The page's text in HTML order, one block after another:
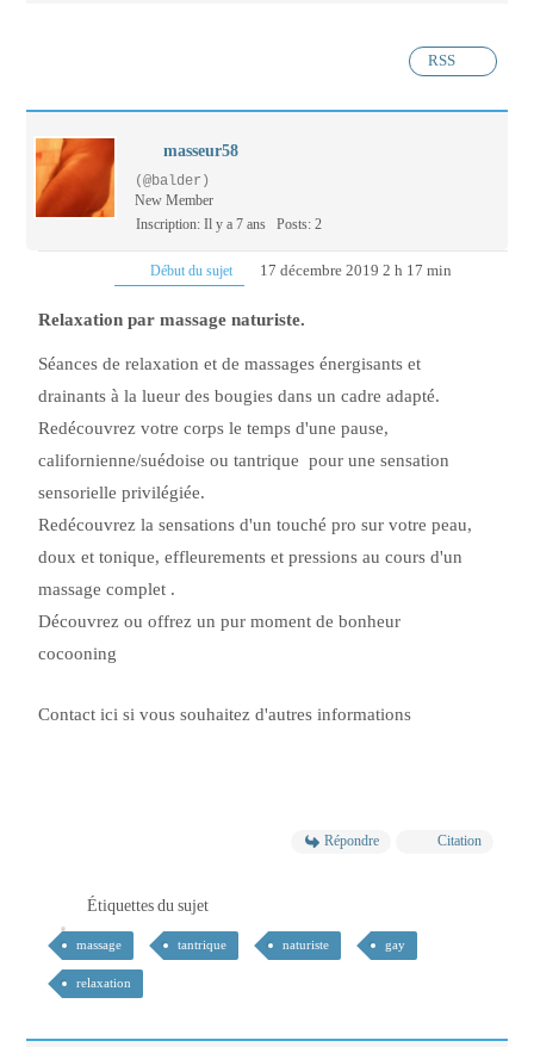
RSS
masseur58
(@balder)
New Member
Inscription: Il y a 7 ans Posts: 2
Début du sujet 17 décembre 2019 2 h 17 min
Relaxation par massage naturiste.
Séances de relaxation et de massages énergisants et
drainants à la lueur des bougies dans un cadre adapté.
Redécouvrez votre corps le temps d'une pause,
californienne/suédoise ou tantrique pour une sensation
sensorielle privilégiée.
Redécouvrez la sensations d'un touché pro sur votre peau,
doux et tonique, effleurements et pressions au cours d'un
massage complet .
Découvrez ou offrez un pur moment de bonheur
cocooning
Contact ici si vous souhaitez d'autres informations
Répondre Citation
Étiquettes du sujet
massage tantrique naturiste gay
relaxation